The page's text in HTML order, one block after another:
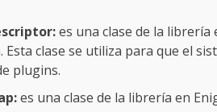
es una clase de la
Esta clase se utiliza para que el
plugins.
es una clase de la librería en